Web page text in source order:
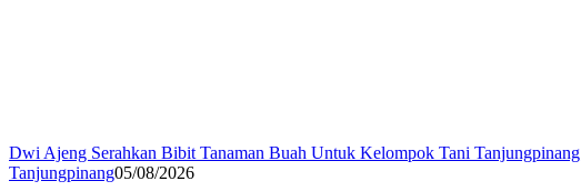
Dwi Ajeng Serahkan Bibit Tanaman Buah Untuk Kelompok Tani Tanjungpinang
Tanjungpinang05/08/2026